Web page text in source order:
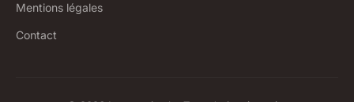
Mentions légales
Contact